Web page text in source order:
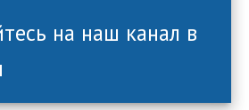
на наш канал в